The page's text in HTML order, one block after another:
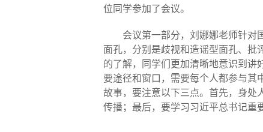
位同学参加了会议。
会议第一部分，刘娜娜老师针对
面孔，分别是歧视和造谣型面孔、批
的了解，同学们更加清晰地意识到讲
要途径和窗口，需要每个人都参与其
故事，要注意以下三点。首先，身处
传播；最后，要学习习近平总书记重